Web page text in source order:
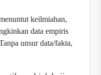
keilmiahan,
data empiris
unsur data/fakta,